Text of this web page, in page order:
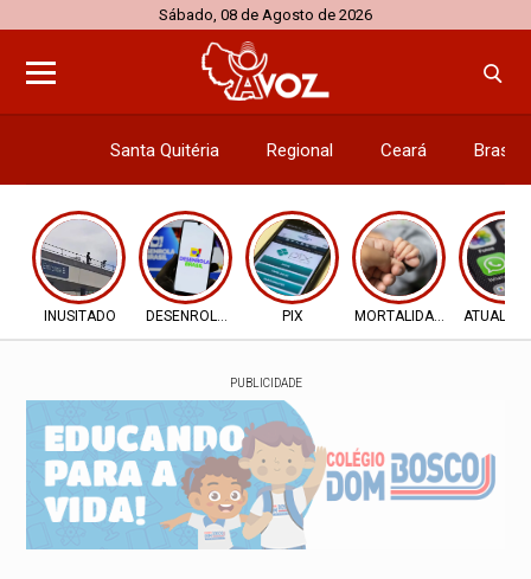
Sábado, 08 de Agosto de 2026
Santa Quitéria Regional Ceará Brasil
INUSITADO DESENROLA 2.0 PIX MORTALIDADE INFANTIL
PUBLICIDADE